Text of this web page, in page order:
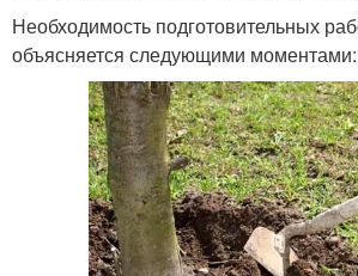
Необходимость подготовительных
объясняется следующими моментами: